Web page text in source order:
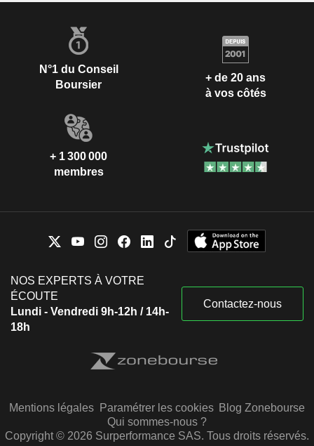
N°1 du Conseil
Boursier
+ de 20 ans
à vos côtés
+ 1 300 000
membres
NOS EXPERTS À VOTRE
ÉCOUTE
Lundi - Vendredi 9h-12h / 14h-
18h
Contactez-nous
Mentions légales Paramétrer les cookies Blog Zonebourse
Qui sommes-nous ?
Copyright © 2026 Surperformance SAS. Tous droits réservés.